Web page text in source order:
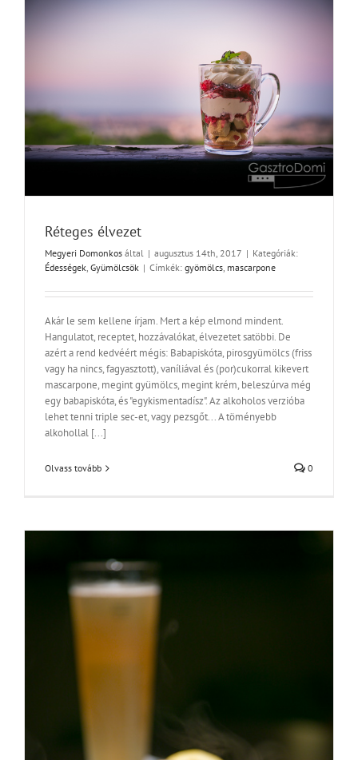
Réteges élvezet
Megyeri Domonkos által | augusztus 14th, 2017 | Kategóriák:
Édességek, Gyümölcsök | Címkék: gyömölcs, mascarpone
Akár le sem kellene írjam. Mert a kép elmond mindent.
Hangulatot, receptet, hozzávalókat, élvezetet satöbbi. De
azért a rend kedvéért mégis: Babapiskóta, pirosgyümölcs (friss
vagy ha nincs, fagyasztott), vaníliával és (por)cukorral kikevert
mascarpone, megint gyümölcs, megint krém, beleszúrva még
egy babapiskóta, és "egykismentadísz". Az alkoholos verzióba
lehet tenni triple sec-et, vagy pezsgőt... A töményebb
alkohollal [...]
Olvass tovább 0